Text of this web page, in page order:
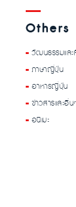
Others
วัฒนธรรมแล
ภาษาญี่ปุ่น
อาหารญี่ปุ่น
ข่าวสารและอื่น
อนิเมะ